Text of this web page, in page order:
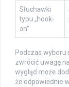
Słuchawki
typu „hook-
on”
Podczas wyboru
zwrócić uwagę
wygląd może
że odpowiednie